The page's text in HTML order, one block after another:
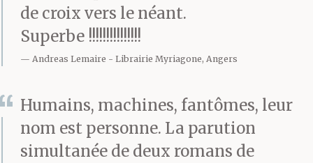
de croix vers le néant.
Superbe !!!!!!!!!!!!!!!
Andreas Lemaire Librairie Myriagone, Angers
Humains, machines, fantômes, leur
nom est personne. La parution
simultanée de deux romans de